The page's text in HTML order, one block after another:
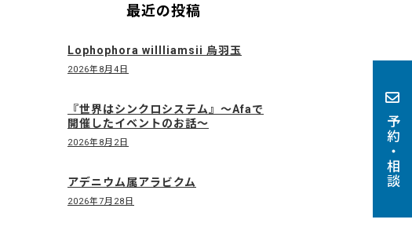
予約・相談
最近の投稿
Lophophora willliamsii 烏羽玉
2026年8月4日
『世界はシンクロシステム』〜Afaで
開催したイベントのお話〜
2026年8月2日
アデニウム属アラビクム
2026年7月28日